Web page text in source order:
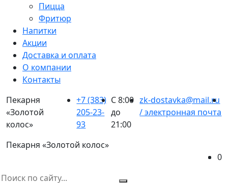
Пицца
Фритюр
Напитки
Акции
Доставка и оплата
О компании
Контакты
Пекарня
«Золотой
колос»
+7 (383)
205-23-
93
С 8:00
до
21:00
zk-dostavka@mail.ru
/ электронная почта
Пекарня «Золотой колос»
0